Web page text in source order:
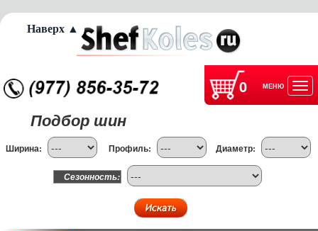
0 МЕНЮ
Подбор шин
Ширина: Профиль: Диаметр:
Сезонность:
Наверх ▲